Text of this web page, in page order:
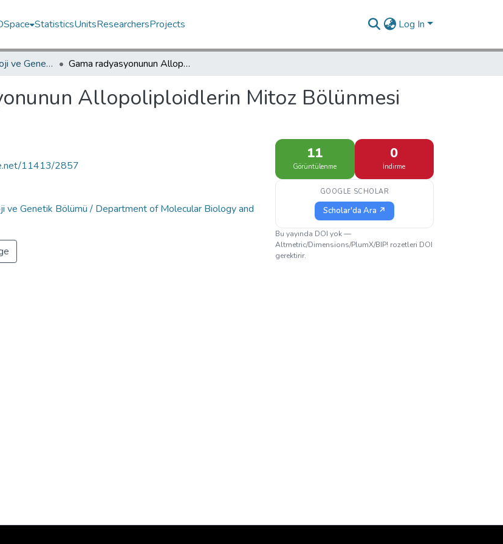
StatisticsUnitsResearchersProjects Log In
Moleküler Biyoloji ve Genetik Bölümü / Department of Molecular Biology and Genetics Gama radyasyonunun Allopoliploidlerin Mitoz Bölünmesi üzerine etkisi
Allopoliploidlerin Mitoz Bölünmesi
11413/2857
ve Genetik Bölümü / Department of Molecular Biology and
11
Görüntülenme
0
İndirme
GOOGLE SCHOLAR
Scholar'da Ara ↗
Bu yayında DOI yok —
Altmetric/Dimensions/PlumX/BIP! rozetleri DOI
gerektirir.